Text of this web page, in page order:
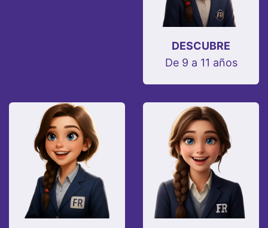
DESCUBRE
De 9 a 11 años